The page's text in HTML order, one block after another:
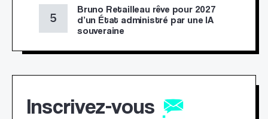
Bruno Retailleau rêve pour 2027
d’un État administré par une IA
souveraine
Inscrivez-vous